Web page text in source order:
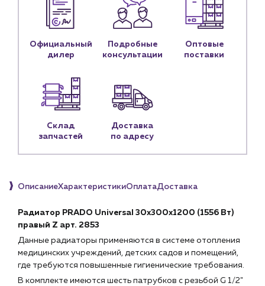
Блог
Личный кабинет
Контакты
Наши партнёры
Чат-бот
+7 (918) 070-19-79
sales@profpotok.ru
г. Краснодар, ул. Российская, 63
Официальный
дилер
Подробные
консультации
Оптовые
поставки
Склад
запчастей
Доставка
по адресу
ОписаниеХарактеристикиОплатаДоставка
Радиатор PRADO Universal 30х300х1200 (1556 Вт)
правый Z арт. 2853
Данные радиаторы применяются в системе отопления
медицинских учреждений, детских садов и помещений,
где требуются повышенные гигиенические требования.
В комплекте имеются шесть патрубков с резьбой G 1/2"